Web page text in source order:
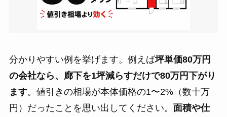
分かりやすい例を挙げます。例えば坪単価80万円
の会社なら、廊下を1坪減らすだけで80万円下がり
ます。値引きの相場が本体価格の1〜2%（数十万
円）だったことを思い出してください。 面積や仕